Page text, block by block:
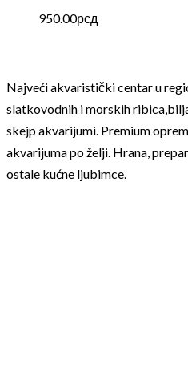
950.00рсд
Najveći akvaristički centar u
slatkovodnih i morskih
skejp akvarijumi. Premium
akvarijuma po želji. Hrana,
ostale kućne ljubimce.